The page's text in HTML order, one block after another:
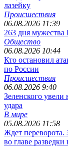
лазейку
Происшествия
06.08.2026 11:39
263 дня мужества
Общество
06.08.2026 10:44
Кто остановил
по России
Происшествия
06.08.2026 9:40
Зеленского
удара
В мире
05.08.2026 11:58
Ждет переворота.
во главе